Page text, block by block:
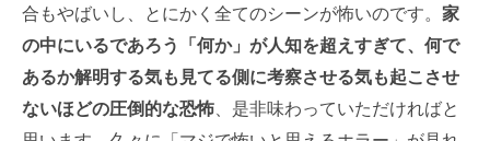
合もやばいし、とにかく全てのシーンが怖いのです。 家
の中にいるであろう「何か」が人知を超えすぎて、何で
あるか解明する気も見てる側に考察させる気も起こさせ
ないほどの圧倒的な恐怖 、是非味わっていただければと